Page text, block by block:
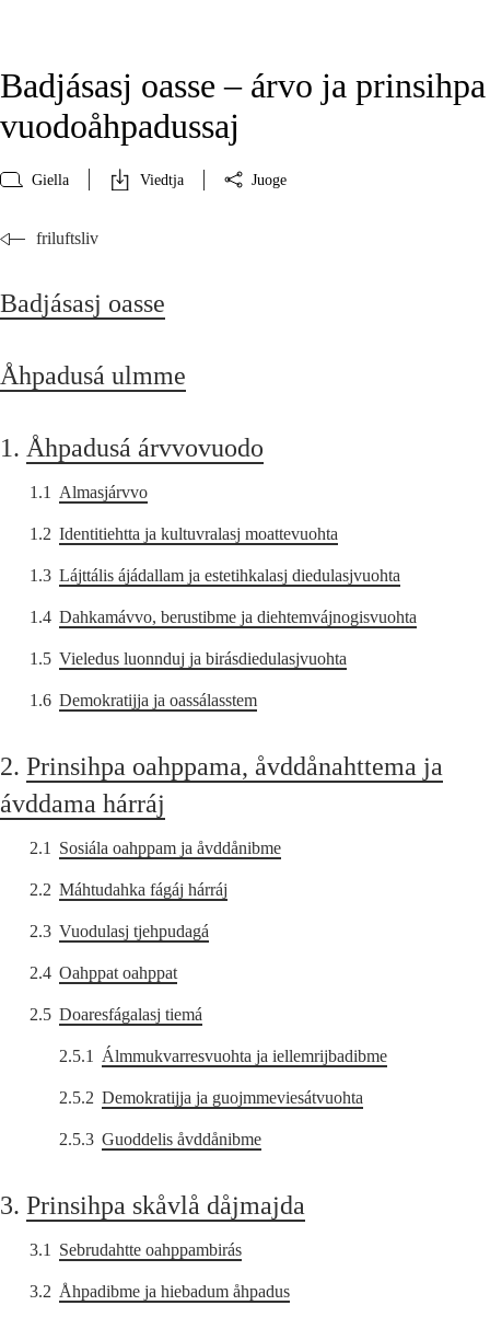
Badjásasj oasse – árvo ja prinsihpa
vuodoåhpadussaj
Giella Viedtja Juoge
friluftsliv
Badjásasj oasse
Åhpadusá ulmme
1. Åhpadusá árvvovuodo
1.1 Almasjárvvo
1.2 Identitiehtta ja kultuvralasj moattevuohta
1.3 Lájttális ájádallam ja estetihkalasj diedulasjvuohta
1.4 Dahkamávvo, berustibme ja diehtemvájnogisvuohta
1.5 Vieledus luonnduj ja birásdiedulasjvuohta
1.6 Demokratijja ja oassálasstem
2. Prinsihpa oahppama, åvddånahttema ja
ávddama hárráj
2.1 Sosiála oahppam ja åvddånibme
2.2 Máhtudahka fágáj hárráj
2.3 Vuodulasj tjehpudagá
2.4 Oahppat oahppat
2.5 Doaresfágalasj tiemá
2.5.1 Álmmukvarresvuohta ja iellemrijbadibme
2.5.2 Demokratijja ja guojmmeviesátvuohta
2.5.3 Guoddelis åvddånibme
3. Prinsihpa skåvlå dåjmajda
3.1 Sebrudahtte oahppambirás
3.2 Åhpadibme ja hiebadum åhpadus